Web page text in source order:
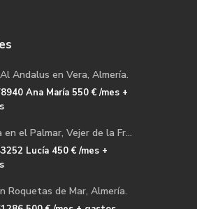
Andalus en Vera, Almería.
Ana María 550 €/mes +
en el Palmar, Vejer de la Fr...
Lucía 450 €/mes +
Roquetas de Mar, Almería.